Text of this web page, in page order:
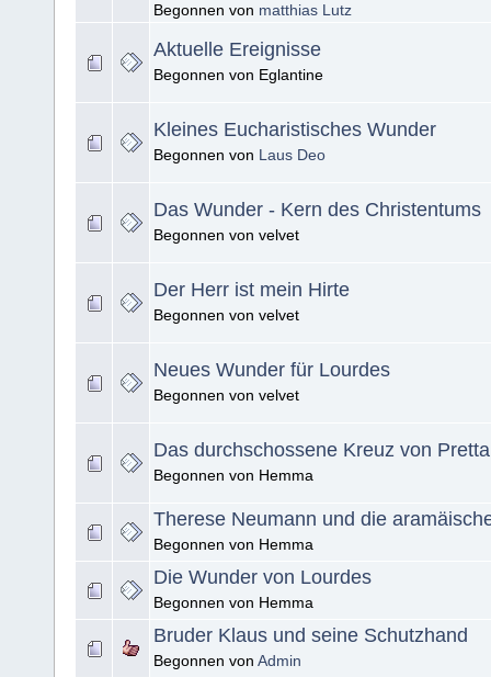
Begonnen von matthias Lutz
Aktuelle Ereignisse
Begonnen von Eglantine
Kleines Eucharistisches Wunder
Begonnen von Laus Deo
Das Wunder - Kern des Christentums
Begonnen von velvet
Der Herr ist mein Hirte
Begonnen von velvet
Neues Wunder für Lourdes
Begonnen von velvet
Das durchschossene Kreuz von
Begonnen von Hemma
Therese Neumann und die
Begonnen von Hemma
Die Wunder von Lourdes
Begonnen von Hemma
Bruder Klaus und seine Schutzhand
Begonnen von Admin